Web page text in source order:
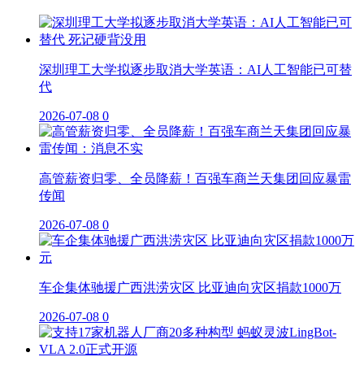
深圳理工大学拟逐步取消大学英语：AI人工智能已可替
代
2026-07-08 0
高管薪资归零、全员降薪！百强车商兰天集团回应暴雷
传闻
2026-07-08 0
车企集体驰援广西洪涝灾区 比亚迪向灾区捐款1000万
2026-07-08 0